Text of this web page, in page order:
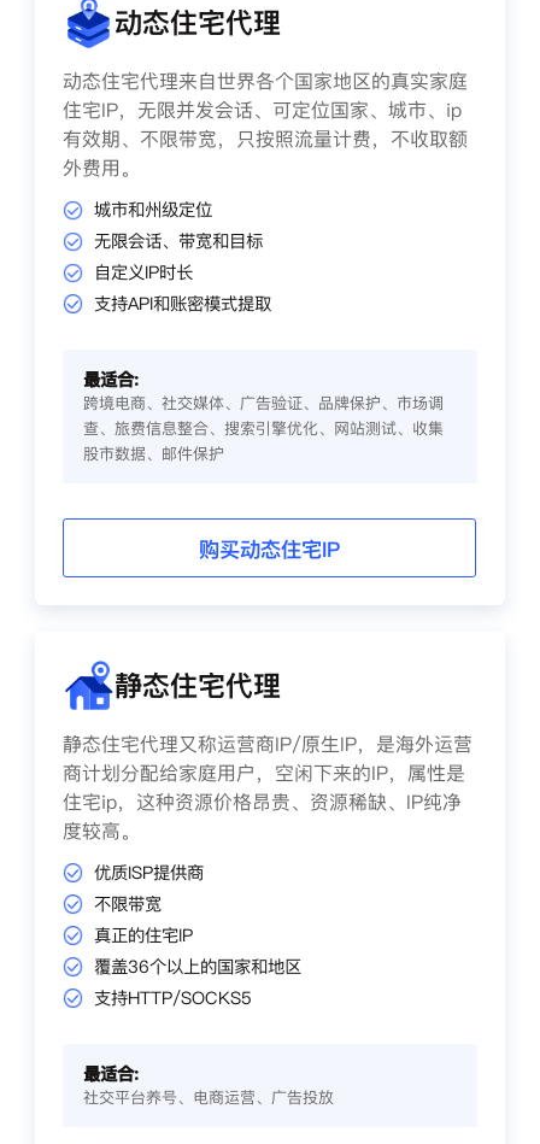
动态住宅代理
动态住宅代理来自世界各个国家地区的真实家庭
住宅IP，无限并发会话、可定位国家、城市、ip
有效期、不限带宽，只按照流量计费，不收取额
外费用。
城市和州级定位
无限会话、带宽和目标
自定义IP时长
支持API和账密模式提取
最适合:
跨境电商、社交媒体、广告验证、品牌保护、市场调
查、旅费信息整合、搜索引擎优化、网站测试、收集
股市数据、邮件保护
购买动态住宅IP
静态住宅代理
静态住宅代理又称运营商IP/原生IP，是海外运营
商计划分配给家庭用户，空闲下来的IP，属性是
住宅ip，这种资源价格昂贵、资源稀缺、IP纯净
度较高。
优质ISP提供商
不限带宽
真正的住宅IP
覆盖36个以上的国家和地区
支持HTTP/SOCKS5
最适合:
社交平台养号、电商运营、广告投放